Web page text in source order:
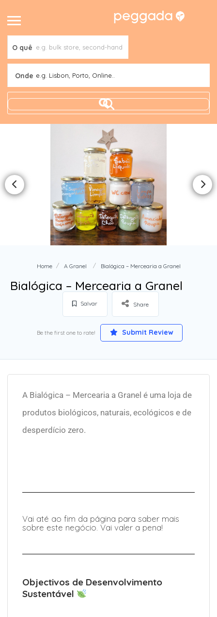
O quê
Onde e.g. Lisbon, Porto, Online..
Home A Granel Bialógica – Mercearia a Granel
Bialógica – Mercearia a Granel
Salvar Share
Be the first one to rate! Submit Review
A Bialógica – Mercearia a Granel é uma loja de
produtos biológicos, naturais, ecológicos e de
desperdício zero.
Vai até ao fim da página para saber mais
sobre este negócio. Vai valer a pena!
Objectivos de Desenvolvimento
Sustentável